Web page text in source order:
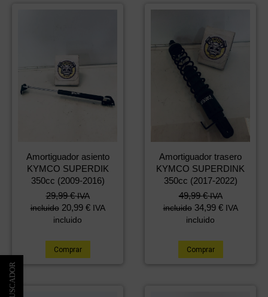
Amortiguador asiento
KYMCO SUPERDIK
350cc (2009-2016)
29,99€ IVA
incluido 20,99 € IVA
incluido
Comprar
Amortiguador trasero
KYMCO SUPERDINK
350cc (2017-2022)
49,99€ IVA
incluido 34,99 € IVA
incluido
Comprar